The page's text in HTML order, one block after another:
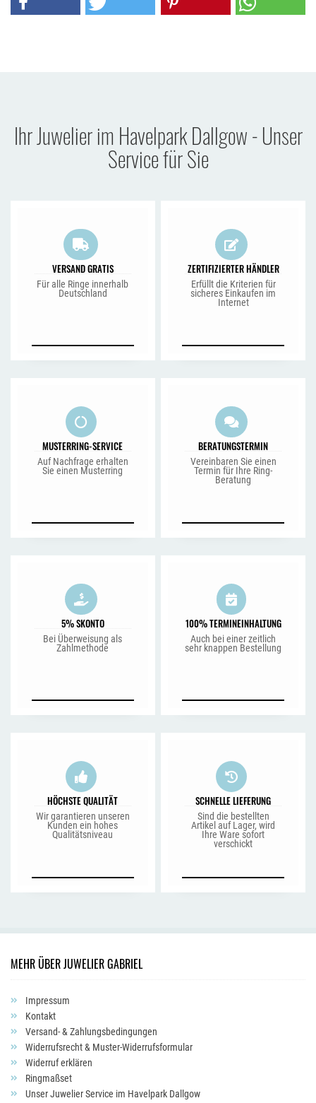
Ihr Juwelier im Havelpark Dallgow - Unser
Service für Sie
VERSAND GRATIS
Für alle Ringe innerhalb
Deutschland
ZERTIFIZIERTER HÄNDLER
Erfüllt die Kriterien für
sicheres Einkaufen im
Internet
MUSTERRING-SERVICE
Auf Nachfrage erhalten
Sie einen Musterring
BERATUNGSTERMIN
Vereinbaren Sie einen
Termin für Ihre Ring-
Beratung
5% SKONTO
Bei Überweisung als
Zahlmethode
100% TERMINEINHALTUNG
Auch bei einer zeitlich
sehr knappen Bestellung
HÖCHSTE QUALITÄT
Wir garantieren unseren
Kunden ein hohes
Qualitätsniveau
SCHNELLE LIEFERUNG
Sind die bestellten
Artikel auf Lager, wird
Ihre Ware sofort
verschickt
MEHR ÜBER JUWELIER GABRIEL
Impressum
Kontakt
Versand- & Zahlungsbedingungen
Widerrufsrecht & Muster-Widerrufsformular
Widerruf erklären
Ringmaßset
Unser Juwelier Service im Havelpark Dallgow